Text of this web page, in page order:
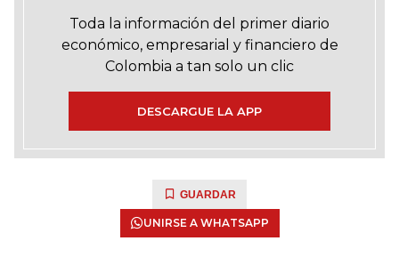
Toda la información del primer diario
económico, empresarial y financiero de
Colombia a tan solo un clic
DESCARGUE LA APP
GUARDAR
UNIRSE A WHATSAPP